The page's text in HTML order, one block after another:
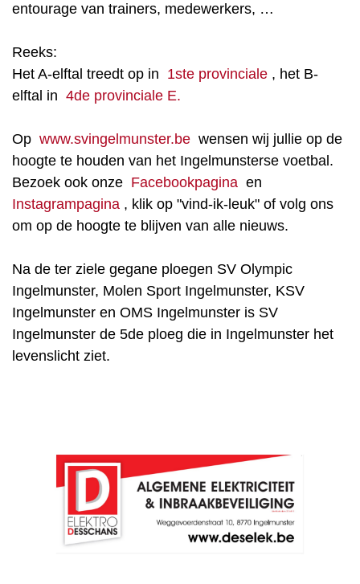
entourage van trainers, medewerkers, …
Reeks:
Het A-elftal treedt op in 1ste provinciale , het B-
elftal in 4de provinciale E.
Op www.svingelmunster.be wensen wij jullie op de
hoogte te houden van het Ingelmunsterse voetbal.
Bezoek ook onze Facebookpagina en
Instagrampagina , klik op "vind-ik-leuk" of volg ons
om op de hoogte te blijven van alle nieuws.
Na de ter ziele gegane ploegen SV Olympic
Ingelmunster, Molen Sport Ingelmunster, KSV
Ingelmunster en OMS Ingelmunster is SV
Ingelmunster de 5de ploeg die in Ingelmunster het
levenslicht ziet.